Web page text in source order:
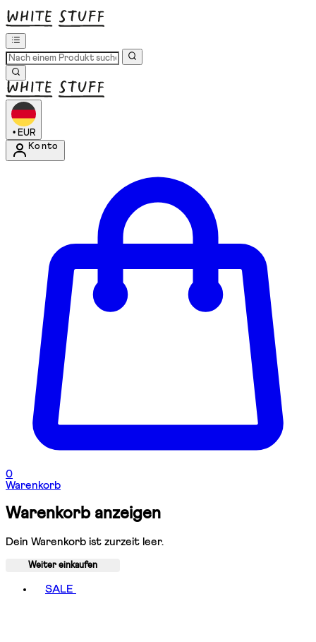
• EUR
Konto
0
Warenkorb
Warenkorb anzeigen
Dein Warenkorb ist zurzeit leer.
Weiter einkaufen
SALE